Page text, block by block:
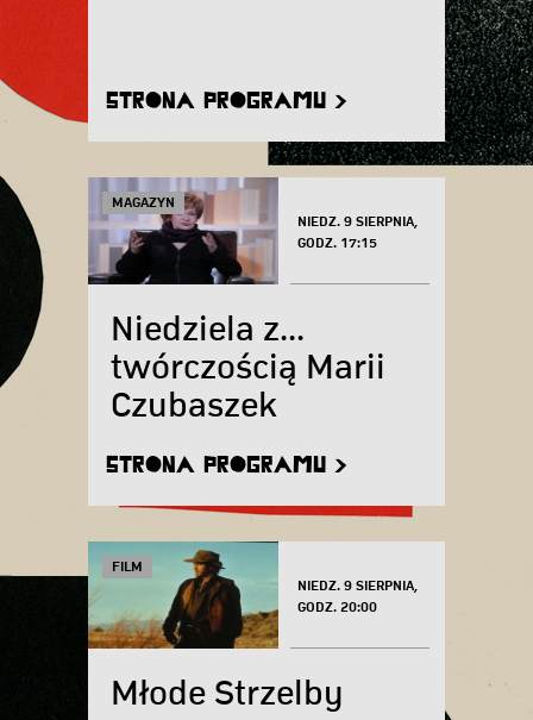
STRONA PROGRAMU >
MAGAZYN
Niedziela z...
twórczością Marii
Czubaszek
NIEDZ. 9 SIERPNIA,
GODZ. 17:15
STRONA PROGRAMU >
FILM
Młode Strzelby
NIEDZ. 9 SIERPNIA,
GODZ. 20:00